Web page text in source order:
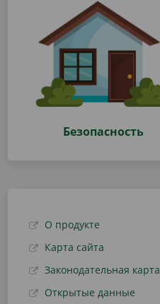
Безопасность
О продукте
Карта сайта
Законодательная карта
Открытые данные